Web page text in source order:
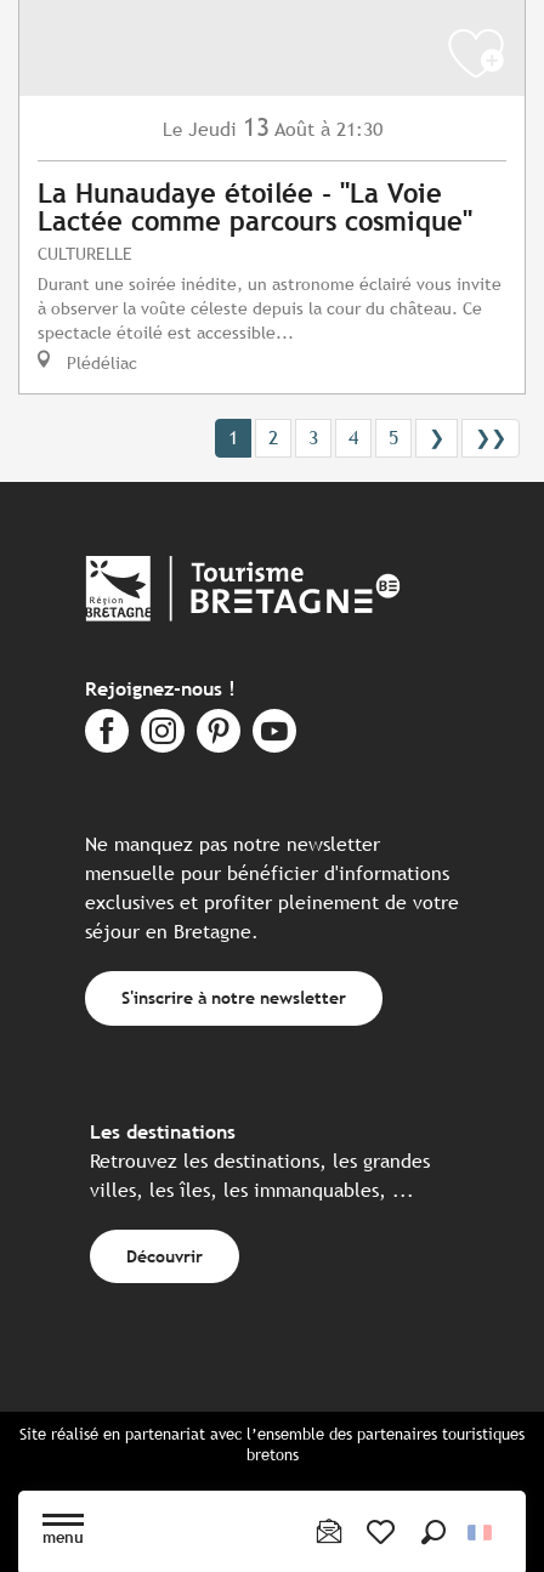
menu
Le Jeudi 13 Août à 21:30
La Hunaudaye étoilée - "La Voie
Lactée comme parcours cosmique"
CULTURELLE
Durant une soirée inédite, un astronome éclairé vous invite
à observer la voûte céleste depuis la cour du château. Ce
spectacle étoilé est accessible...
Plédéliac
1 2 3 4 5 ❯ ❯❯
Rejoignez-nous !
Ne manquez pas notre newsletter
mensuelle pour bénéficier d'informations
exclusives et profiter pleinement de votre
séjour en Bretagne.
S'inscrire à notre newsletter
Les destinations
Retrouvez les destinations, les grandes
villes, les îles, les immanquables, ...
Découvrir
Site réalisé en partenariat avec l’ensemble des partenaires touristiques
bretons
Cartes Bretagne & brochures